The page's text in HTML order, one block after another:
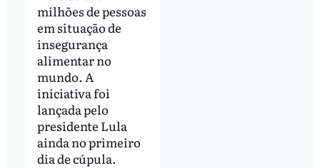
milhões de pessoas
em situação de
insegurança
alimentar no
mundo. A
iniciativa foi
lançada pelo
presidente Lula
ainda no primeiro
dia de cúpula.